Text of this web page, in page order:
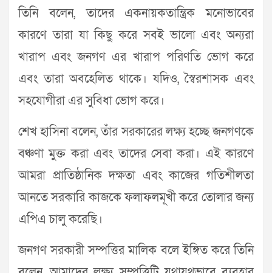
তিনি বলেন, তাদের একনায়কতান্ত্রিক মনোভাবের
কারণে তারা যা কিছু করে সবই ভালো এবং অন্যরা
খারাপ এবং জনগণ এর খারাপ পরিণতি ভোগ করে
এবং তারা অবহেলিত থাকে। যদিও, স্বৈরশাসক এবং
সহযোগীরা এর সুবিধা ভোগ করে।
শেখ হাসিনা বলেন, তাঁর সরকারের লক্ষ্য হচ্ছে জনগণকে
বঞ্চণা মুক্ত করা এবং তাদের সেবা করা। এই কারণে
আমরা প্রাতিষ্ঠানিক দক্ষতা এবং কাজের গতিশীলতা
আনতে সরকারি কাজকে ফলাফলমূখী করে তোলার জন্য
এপিএ চালু করেছি।
জনগণ সরকারী সম্পত্তির মালিক বলে ইঙ্গিত করে তিনি